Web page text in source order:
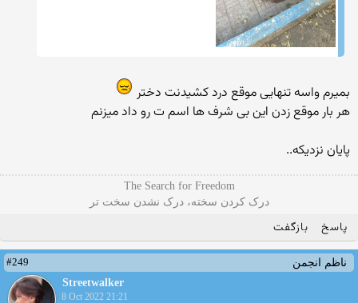
بمیرم واسه تنهایی موقع درد کشیدنت دختر
هر بار موقع زدن این بی شرف ها اسم ت رو داد میزنم
پایان نزدیکه..
The Search for Freedom
درک کردن سخته، درک نشدن سخت تر
پاسخ بازگفت
ناظم انجمن
#249
Streetwalker
8 Oct 2022 21:21